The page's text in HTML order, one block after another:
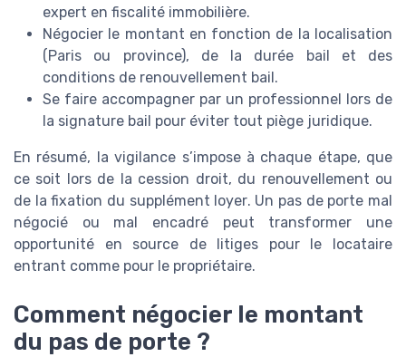
expert en fiscalité immobilière.
Négocier le montant en fonction de la localisation
(Paris ou province), de la durée bail et des
conditions de renouvellement bail.
Se faire accompagner par un professionnel lors de
la signature bail pour éviter tout piège juridique.
En résumé, la vigilance s’impose à chaque étape, que
ce soit lors de la cession droit, du renouvellement ou
de la fixation du supplément loyer. Un pas de porte mal
négocié ou mal encadré peut transformer une
opportunité en source de litiges pour le locataire
entrant comme pour le propriétaire.
Comment négocier le montant
du pas de porte ?